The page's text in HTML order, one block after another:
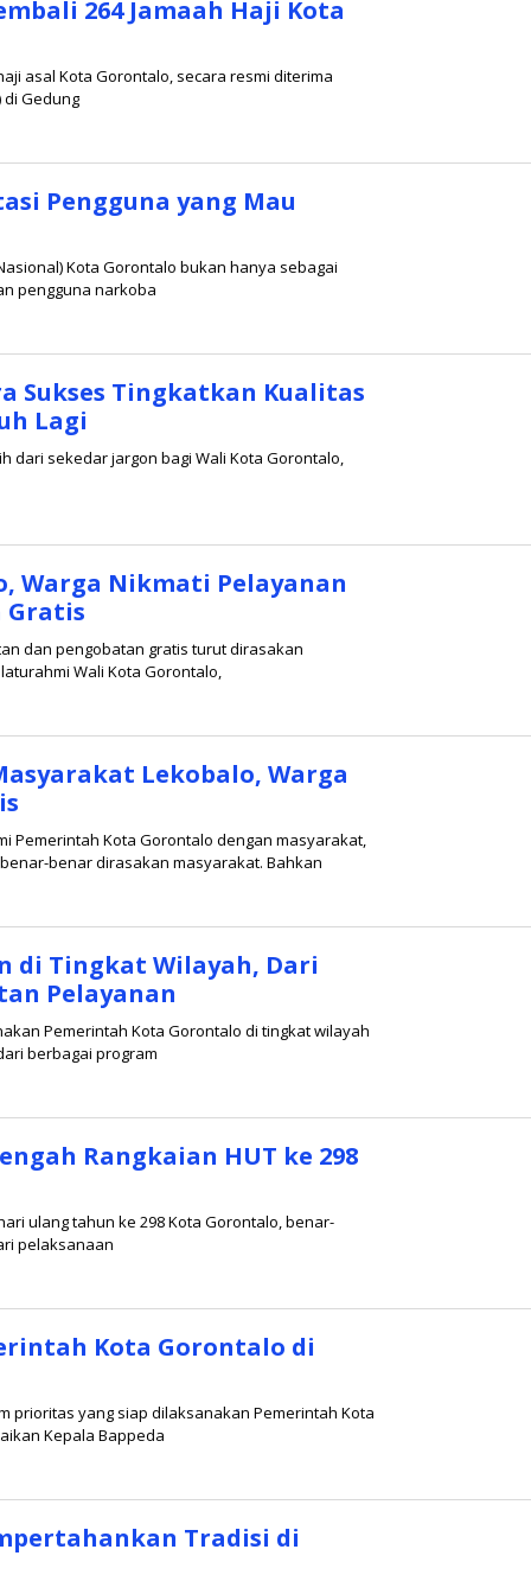
264 Jamaah Haji Kota
asal Kota Gorontalo, secara resmi diterima
di Gedung
Pengguna yang Mau
Nasional) Kota Gorontalo bukan hanya sebagai
pengguna narkoba
Sukses Tingkatkan Kualitas
Lagi
dari sekedar jargon bagi Wali Kota Gorontalo,
Warga Nikmati Pelayanan
Gratis
dan pengobatan gratis turut dirasakan
Wali Kota Gorontalo,
Lekobalo, Warga
Pemerintah Kota Gorontalo dengan masyarakat,
benar dirasakan masyarakat. Bahkan
di Tingkat Wilayah, Dari
Pelayanan
Pemerintah Kota Gorontalo di tingkat wilayah
berbagai program
Rangkaian HUT ke 298
ulang tahun ke 298 Kota Gorontalo, benar-
pelaksanaan
Kota Gorontalo di
prioritas yang siap dilaksanakan Pemerintah Kota
Kepala Bappeda
Tradisi di